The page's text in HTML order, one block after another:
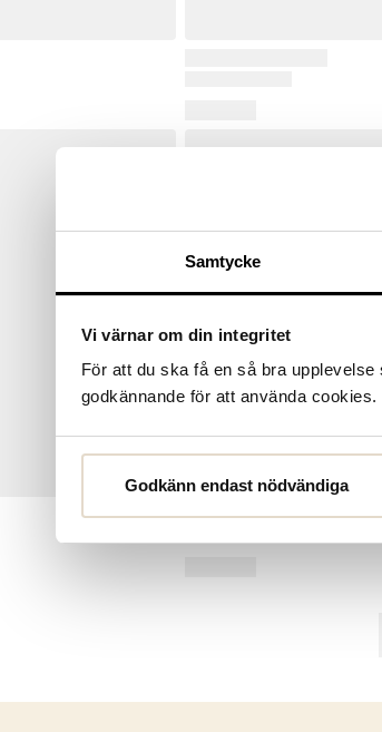
Samtycke
Vi värnar om din integritet
För att du ska få en så bra
godkännande för att använda
Godkänn endast nödvändiga